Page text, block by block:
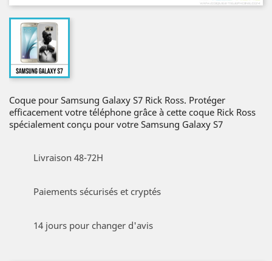
Coque pour Samsung Galaxy S7 Rick Ross. Protéger
efficacement votre téléphone grâce à cette coque Rick Ross
spécialement conçu pour votre Samsung Galaxy S7
Livraison 48-72H
Paiements sécurisés et cryptés
14 jours pour changer d'avis